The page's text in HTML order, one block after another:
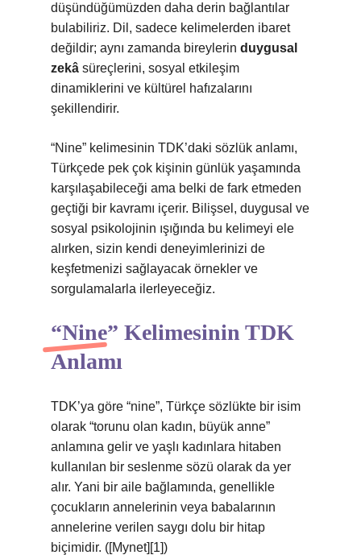
düşündüğümüzden daha derin bağlantılar
bulabiliriz. Dil, sadece kelimelerden ibaret
değildir; aynı zamanda bireylerin duygusal
zekâ süreçlerini, sosyal etkileşim
dinamiklerini ve kültürel hafızalarını
şekillendirir.
“Nine” kelimesinin TDK’daki sözlük anlamı,
Türkçede pek çok kişinin günlük yaşamında
karşılaşabileceği ama belki de fark etmeden
geçtiği bir kavramı içerir. Bilişsel, duygusal ve
sosyal psikolojinin ışığında bu kelimeyi ele
alırken, sizin kendi deneyimlerinizi de
keşfetmenizi sağlayacak örnekler ve
sorgulamalarla ilerleyeceğiz.
“Nine” Kelimesinin TDK
Anlamı
TDK’ya göre “nine”, Türkçe sözlükte bir isim
olarak “torunu olan kadın, büyük anne”
anlamına gelir ve yaşlı kadınlara hitaben
kullanılan bir seslenme sözü olarak da yer
alır. Yani bir aile bağlamında, genellikle
çocukların annelerinin veya babalarının
annelerine verilen saygı dolu bir hitap
biçimidir. ([Mynet][1])